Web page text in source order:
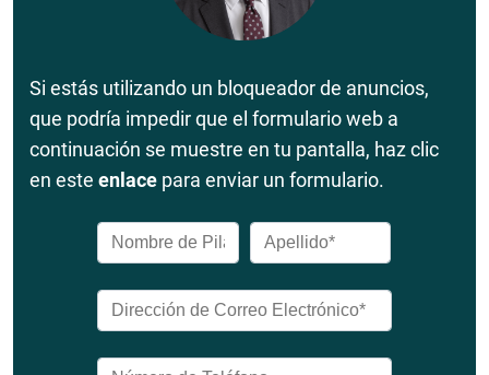
Si estás utilizando un bloqueador de anuncios,
que podría impedir que el formulario web a
continuación se muestre en tu pantalla, haz clic
en este enlace para enviar un formulario.